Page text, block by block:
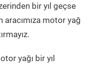
bir yıl geçse
motor yağ
yağı bir yıl